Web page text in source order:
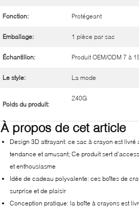
Fonction: Protégeant
Emballage: 1 pièce par sac
Échantillon: Produit OEM/ODM 7 à
Le style: La mode
Poids du produit:
240G
À propos de cet article
Design 3D attrayant: ce sac à crayon est
tendance et amusant; Ce produit sert
et enthousiasme
Idée de cadeau polyvalente: ces boîtes de
surprise et de plaisir
Conception pratique: la boîte à crayons est